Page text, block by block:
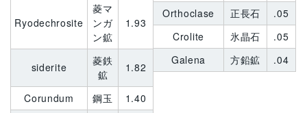
Ryodechrosite
菱マ
ンガ
ン鉱
1.93
siderite
菱鉄
鉱
1.82
Corundum 鋼玉 1.40
Orthoclase
正長石
.05
Crolite
氷晶石
.05
Galena
方鉛鉱 .04